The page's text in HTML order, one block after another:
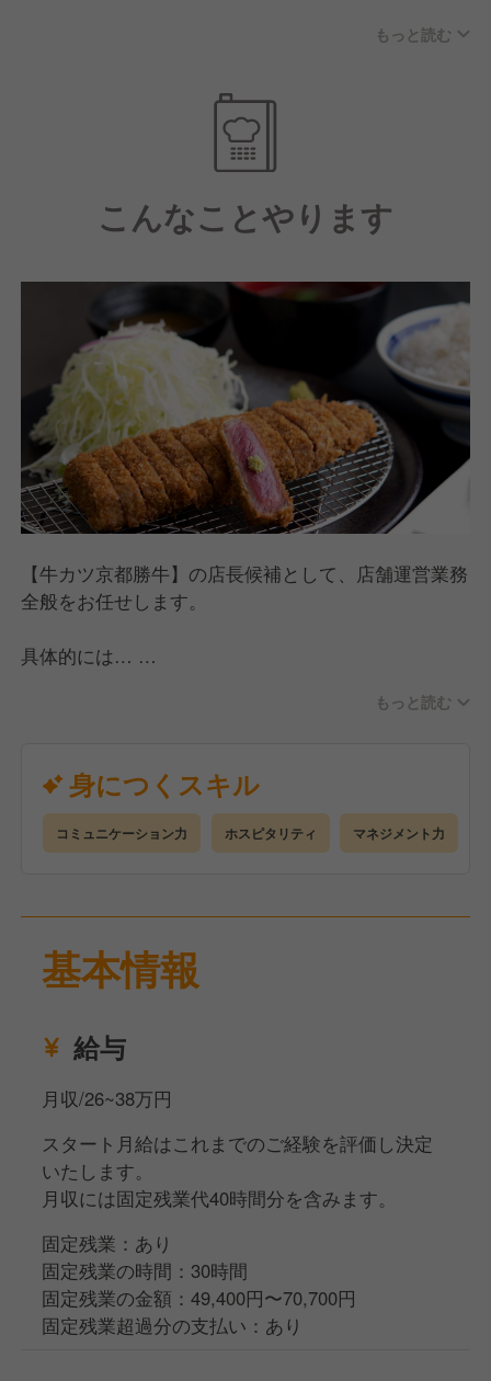
だれと薬味をご用意し、
お客様ごとに様々な形で牛カツを楽しんでいただける
もっと読む
こんなことやります
【牛カツ京都勝牛】の店長候補として、店舗運営業務
全般をお任せします。
具体的には…
・売上、利益管理
・スタッフの採用、育成 など
まずはスタッフとたくさんコミュニケーションをと
などさまざまなマネジメント業務にも携わっていただ
きます！
もっと読む
身につくスキル
コミュニケーション力 ホスピタリティ マネジメント力
基本情報
給与
月収/26~38万円
スタート月給はこれまでのご経験を評価し決定
いたします。
月収には固定残業代40時間分を含みます。
固定残業：あり
固定残業の時間：30時間
固定残業の金額：49,400円〜70,700円
固定残業超過分の支払い：あり